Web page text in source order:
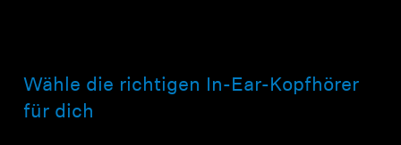
Wähle die richtigen In-Ear-Kopfhörer
für dich